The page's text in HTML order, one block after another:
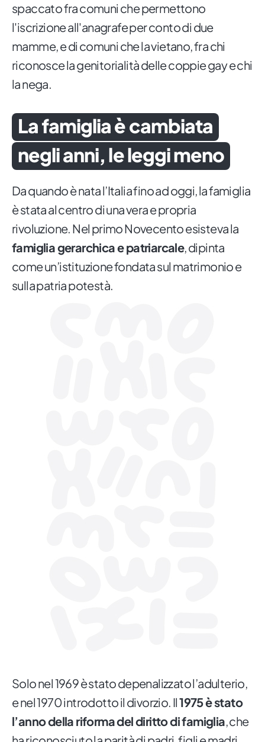
spaccato fra comuni che permettono
l'iscrizione all'anagrafe per conto di due
mamme, e di comuni che la vietano, fra chi
riconosce la genitorialità delle coppie gay e chi
la nega.
La famiglia è cambiata
negli anni, le leggi meno
Da quando è nata l’Italia fino ad oggi, la famiglia
è stata al centro di una vera e propria
rivoluzione. Nel primo Novecento esisteva la
famiglia gerarchica e patriarcale, dipinta
come un’istituzione fondata sul matrimonio e
sulla patria potestà.
Solo nel 1969 è stato depenalizzato l’adulterio,
e nel 1970 introdotto il divorzio. Il1975 è stato
l’anno della riforma del diritto di famiglia, che